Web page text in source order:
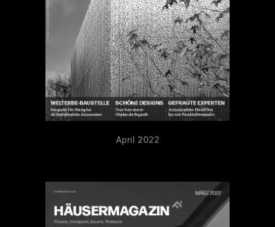
April 2022